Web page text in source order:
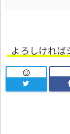
よろしければ
